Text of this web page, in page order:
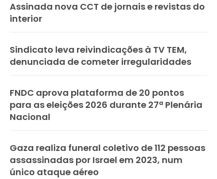
Assinada nova CCT de jornais e revistas do
interior
Sindicato leva reivindicações à TV TEM,
denunciada de cometer irregularidades
FNDC aprova plataforma de 20 pontos
para as eleições 2026 durante 27ª Plenária
Nacional
Gaza realiza funeral coletivo de 112 pessoas
assassinadas por Israel em 2023, num
único ataque aéreo